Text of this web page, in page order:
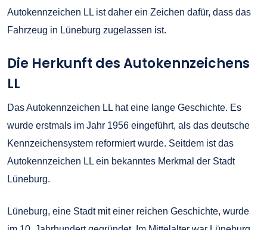
Autokennzeichen LL ist daher ein Zeichen dafür, dass das
Fahrzeug in Lüneburg zugelassen ist.
Die Herkunft des Autokennzeichens
LL
Das Autokennzeichen LL hat eine lange Geschichte. Es
wurde erstmals im Jahr 1956 eingeführt, als das deutsche
Kennzeichensystem reformiert wurde. Seitdem ist das
Autokennzeichen LL ein bekanntes Merkmal der Stadt
Lüneburg.
Lüneburg, eine Stadt mit einer reichen Geschichte, wurde